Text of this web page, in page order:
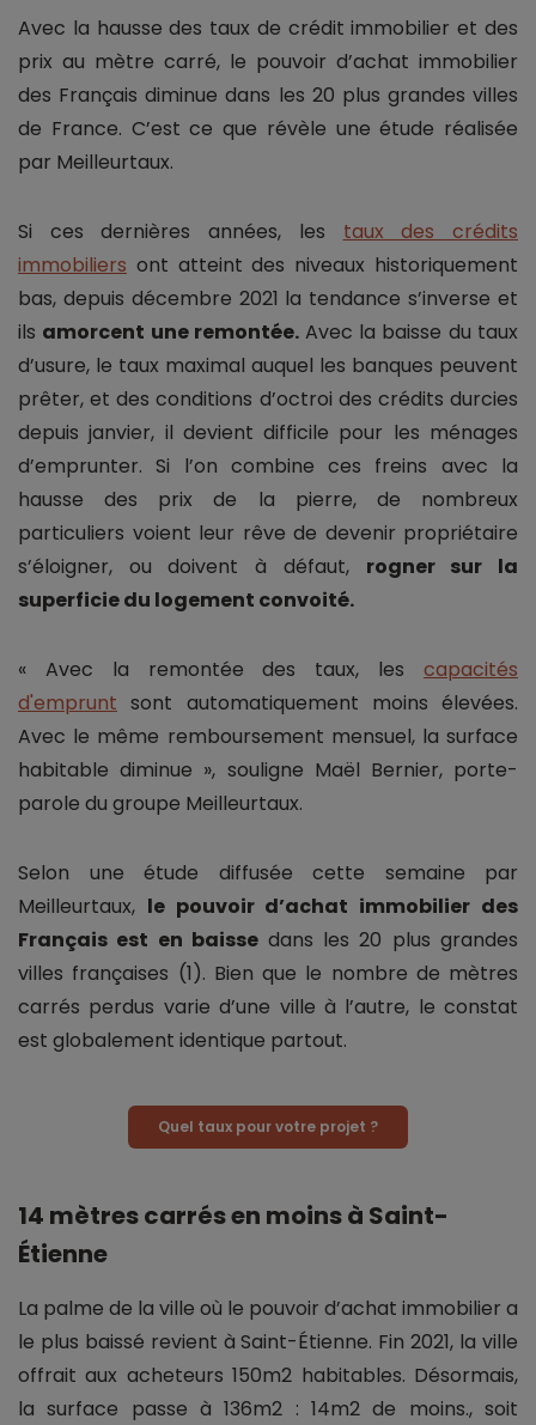
Avec la hausse des taux de crédit immobilier et des
prix au mètre carré, le pouvoir d’achat immobilier
des Français diminue dans les 20 plus grandes villes
de France. C’est ce que révèle une étude réalisée
par Meilleurtaux.
Si ces dernières années, les taux des crédits
immobiliers ont atteint des niveaux historiquement
bas, depuis décembre 2021 la tendance s’inverse et
ils amorcent une remontée. Avec la baisse du taux
d’usure, le taux maximal auquel les banques peuvent
prêter, et des conditions d’octroi des crédits durcies
depuis janvier, il devient difficile pour les ménages
d’emprunter. Si l’on combine ces freins avec la
hausse des prix de la pierre, de nombreux
particuliers voient leur rêve de devenir propriétaire
s’éloigner, ou doivent à défaut, rogner sur la
superficie du logement convoité.
« Avec la remontée des taux, les capacités
d'emprunt sont automatiquement moins élevées.
Avec le même remboursement mensuel, la surface
habitable diminue », souligne Maël Bernier, porte-
parole du groupe Meilleurtaux.
Selon une étude diffusée cette semaine par
Meilleurtaux, le pouvoir d’achat immobilier des
Français est en baisse dans les 20 plus grandes
villes françaises (1). Bien que le nombre de mètres
carrés perdus varie d’une ville à l’autre, le constat
est globalement identique partout.
Quel taux pour votre projet ?
14 mètres carrés en moins à Saint-
Étienne
La palme de la ville où le pouvoir d’achat immobilier a
le plus baissé revient à Saint-Étienne. Fin 2021, la ville
offrait aux acheteurs 150m2 habitables. Désormais,
la surface passe à 136m2 : 14m2 de moins., soit